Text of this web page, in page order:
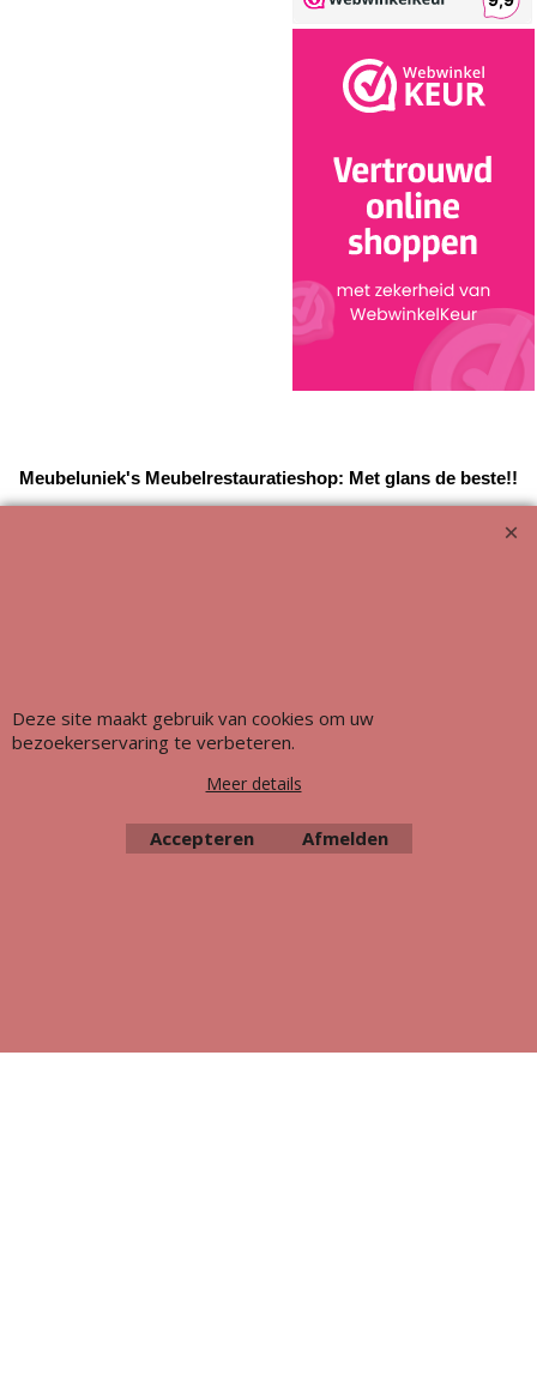
Meubeluniek's Meubelrestauratieshop: Met glans de beste!!
Webwinkel gemaakt met ShopFactory webwinkel software.
Deze site maakt gebruik van cookies om uw
bezoekerservaring te verbeteren.
Meer details
Accepteren Afmelden